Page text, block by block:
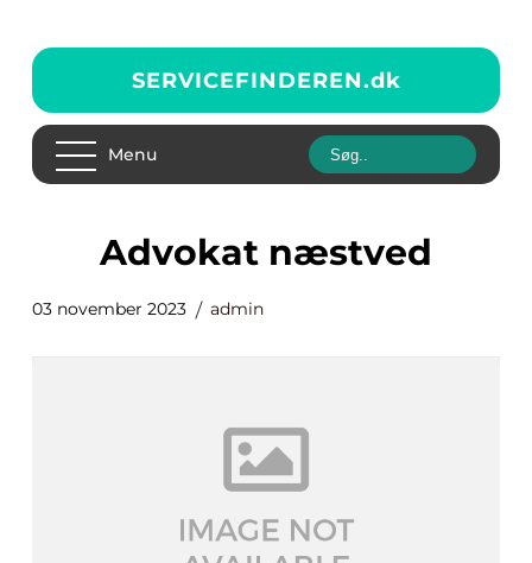
SERVICEFINDEREN.dk
Menu
advokat næstved
03 november 2023 admin